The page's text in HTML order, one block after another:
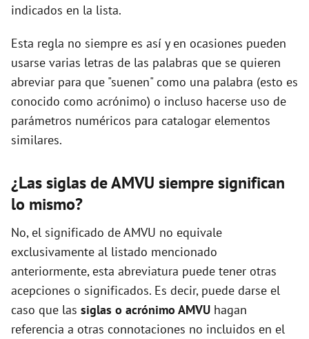
e
o
indicados en la lista.
Esta regla no siempre es así y en ocasiones pueden
usarse varias letras de las palabras que se quieren
abreviar para que "suenen" como una palabra (esto es
conocido como acrónimo) o incluso hacerse uso de
parámetros numéricos para catalogar elementos
similares.
¿Las siglas de AMVU siempre significan
lo mismo?
No, el significado de AMVU no equivale
exclusivamente al listado mencionado
anteriormente, esta abreviatura puede tener otras
acepciones o significados. Es decir, puede darse el
caso que las siglas o acrónimo AMVU hagan
referencia a otras connotaciones no incluidos en el